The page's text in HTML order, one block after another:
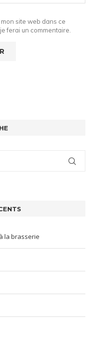
site web dans ce
ferai un commentaire.
la brasserie